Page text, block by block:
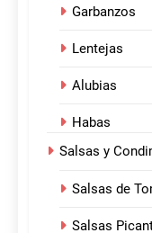
Garbanzos
Lentejas
Alubias
Habas
Salsas y
Salsas de
Salsas